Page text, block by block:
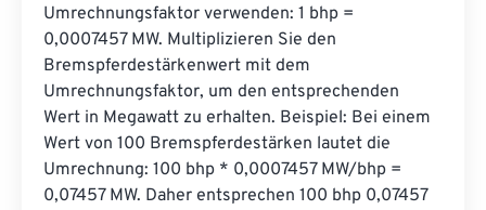
Umrechnungsfaktor verwenden: 1 bhp =
0,0007457 MW. Multiplizieren Sie den
Bremspferdestärkenwert mit dem
Umrechnungsfaktor, um den entsprechenden
Wert in Megawatt zu erhalten. Beispiel: Bei einem
Wert von 100 Bremspferdestärken lautet die
Umrechnung: 100 bhp * 0,0007457 MW/bhp =
0,07457 MW. Daher entsprechen 100 bhp 0,07457